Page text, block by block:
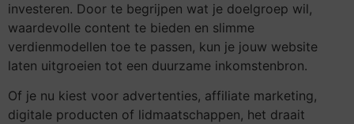
investeren. Door te begrijpen wat je doelgroep wil,
waardevolle content te bieden en slimme
verdienmodellen toe te passen, kun je jouw website
laten uitgroeien tot een duurzame inkomstenbron.
Of je nu kiest voor advertenties, affiliate marketing,
digitale producten of lidmaatschappen, het draait